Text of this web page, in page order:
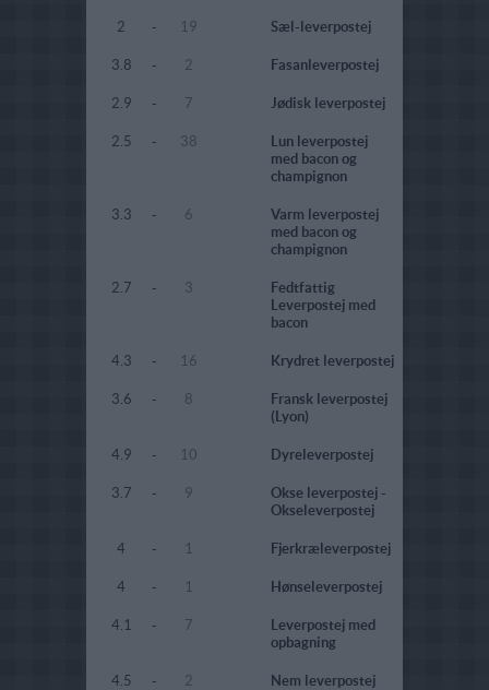
2 - 19 Sæl-leverpostej
3.8 - 2 Fasanleverpostej
2.9 - 7 Jødisk leverpostej
2.5 - 38
Lun leverpostej
med bacon og
champignon
3.3 - 6
Varm leverpostej
med bacon og
champignon
2.7 - 3
Fedtfattig
Leverpostej med
bacon
4.3 - 16 Krydret leverpostej
3.6 - 8
Fransk leverpostej
(Lyon)
4.9 - 10 Dyreleverpostej
3.7 - 9
Okse leverpostej -
Okseleverpostej
4 - 1 Fjerkræleverpostej
4 - 1 Hønseleverpostej
4.1 - 7
Leverpostej med
opbagning
4.5 - 2 Nem leverpostej